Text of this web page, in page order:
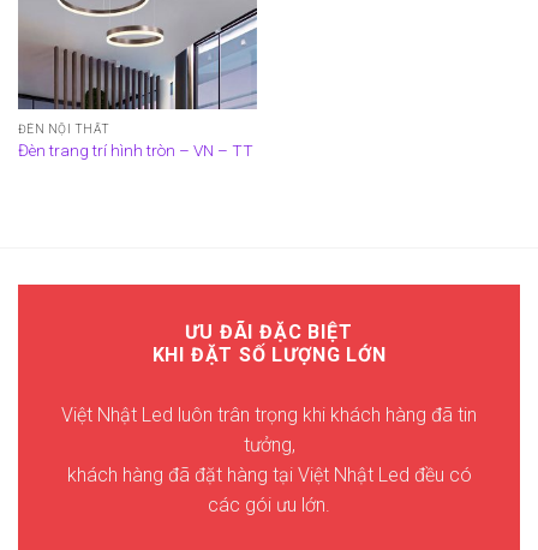
ĐÈN NỘI THẤT
Đèn trang trí hình tròn – VN – TT
ƯU ĐÃI ĐẶC BIỆT
KHI ĐẶT SỐ LƯỢNG LỚN
Việt Nhật Led luôn trân trọng khi khách hàng đã tin
tưởng,
khách hàng đã đặt hàng tại Việt Nhật Led đều có
các gói ưu lớn.